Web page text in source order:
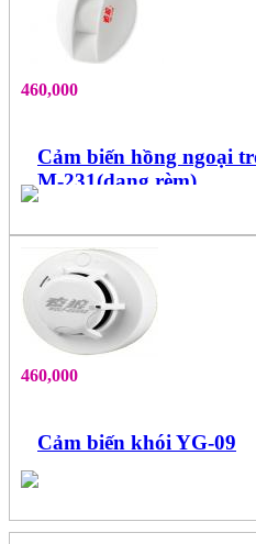
460,000
Cảm biến hồng ngoại
M-231(dạng rèm)
460,000
Cảm biến khói YG-09